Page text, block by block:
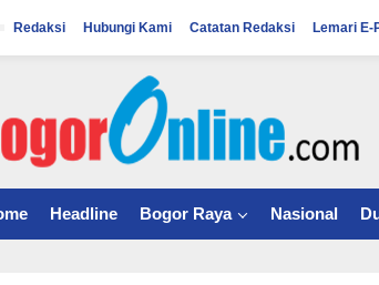
Redaksi Hubungi Kami Catatan Redaksi Lemari E-
Headline Bogor Raya Nasional